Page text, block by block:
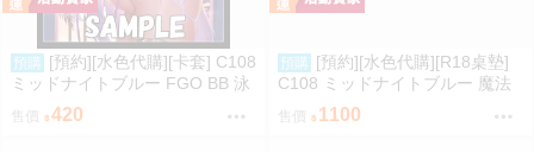
預購
[預約][水色代購][卡套] C108
ミッドナイトブルー FGO BB 泳
售價 420
預購
[預約][水色代購][R18桌墊]
C108 ミッドナイトブルー 魔法
少女 美遊 M字腿
售價 1100